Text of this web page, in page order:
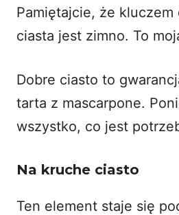
Pamiętajcie, że kluczem
ciasta jest zimno. To
Dobre ciasto to
tarta z mascarpone.
wszystko, co jest
Na kruche ciasto
Ten element staje się